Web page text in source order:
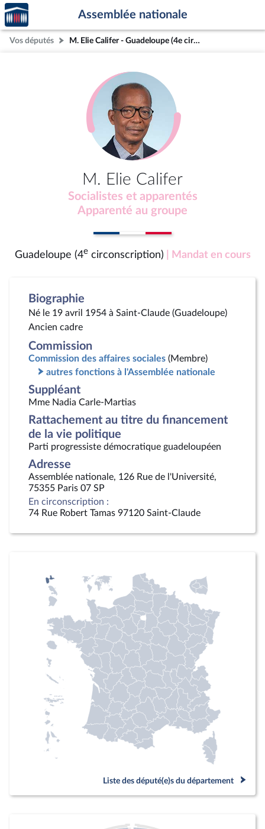
Aller au contenu
Aller en bas de la page
Accèder
à la
page
d'accueil
Assemblée nationale
Vos députés M. Elie Califer - Guadeloupe (4e circonscription)
M. Elie Califer
Socialistes et apparentés
Apparenté au groupe
Guadeloupe (4ecirconscription) | Mandat en cours
Biographie
Né le 19 avril 1954 à Saint-Claude (Guadeloupe)
Ancien cadre
Commission
Commission des affaires sociales (Membre)
autres fonctions à l'Assemblée nationale
Suppléant
Mme Nadia Carle-Martias
Rattachement au titre du financement
de la vie politique
Parti progressiste démocratique guadeloupéen
Adresse
Assemblée nationale, 126 Rue de l'Université,
75355 Paris 07 SP
En circonscription :
74 Rue Robert Tamas 97120 Saint-Claude
Liste des député(e)s du département